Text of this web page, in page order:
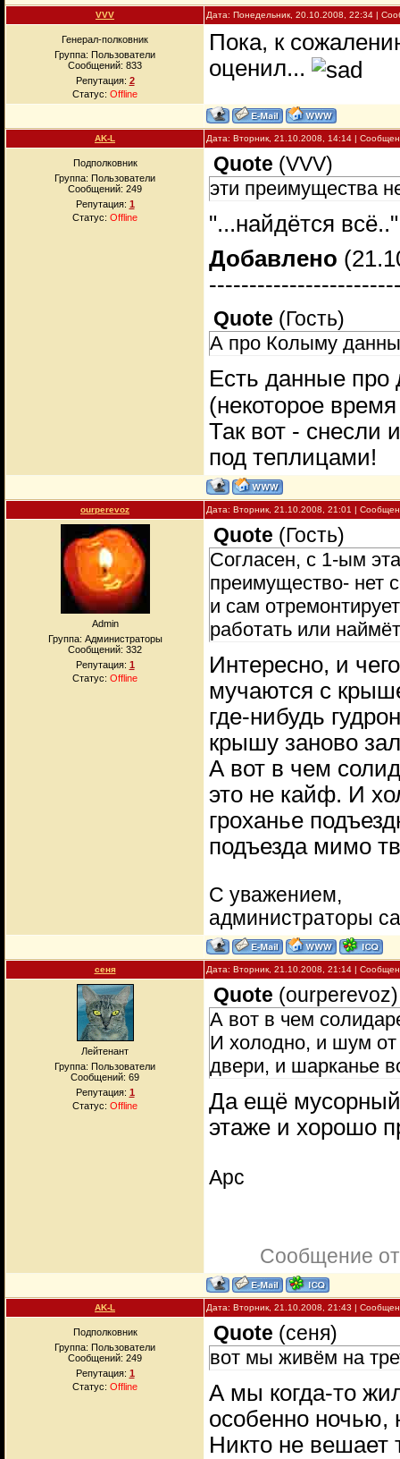
VVV Дата: Понедельник, 20.10.2008, 22:34 |
Генерал-полковник
Группа: Пользователи
Сообщений: 833
Репутация: 2
Статус: Offline
Пока, к
оценил...
AK-L Дата: Вторник, 21.10.2008, 14:14 |
Подполковник
Группа: Пользователи
Сообщений: 249
Репутация: 1
Статус: Offline
Quote (VVV)
эти преимущества
"...найдётся
Добавлено
Quote (Гость)
А про Колыму
Есть данные
(некоторое
Так вот - снесли
под теплицами!
ourperevoz Дата: Вторник, 21.10.2008, 21:01 |
Admin
Группа: Администраторы
Сообщений: 332
Репутация: 1
Статус: Offline
Quote (Гость)
Согласен, с 1-ым
преимущество- нет
и сам
работать или
Интересно, и
мучаются с
где-нибудь
крышу заново
А вот в чем
это не кайф. И
гроханье
подъезда мимо
С уважением,
администраторы
сеня Дата: Вторник, 21.10.2008, 21:14 |
Лейтенант
Группа: Пользователи
Сообщений: 69
Репутация: 1
Статус: Offline
Quote (ourperevoz)
А вот в чем
И холодно, и шум от
двери, и шарканье
Да ещё мусорный
этаже и хорошо
Арс
Сообщение
AK-L Дата: Вторник, 21.10.2008, 21:43 |
Подполковник
Группа: Пользователи
Сообщений: 249
Репутация: 1
Статус: Offline
Quote (сеня)
вот мы живём на
А мы когда-то
особенно ночью,
Никто не вешает